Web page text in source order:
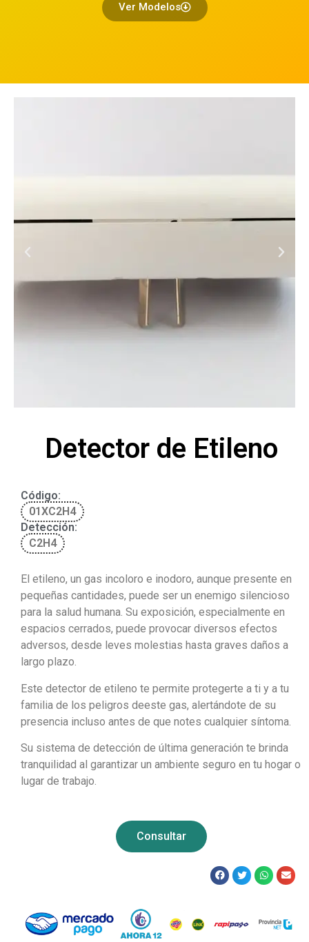
Ver Modelos
Detector de Etileno
Código:
01XC2H4
Detección:
C2H4
El etileno, un gas incoloro e inodoro, aunque presente en
pequeñas cantidades, puede ser un enemigo silencioso
para la salud humana. Su exposición, especialmente en
espacios cerrados, puede provocar diversos efectos
adversos, desde leves molestias hasta graves daños a
largo plazo.
Este detector de etileno te permite protegerte a ti y a tu
familia de los peligros deeste gas, alertándote de su
presencia incluso antes de que notes cualquier síntoma.
Su sistema de detección de última generación te brinda
tranquilidad al garantizar un ambiente seguro en tu hogar o
lugar de trabajo.
Consultar